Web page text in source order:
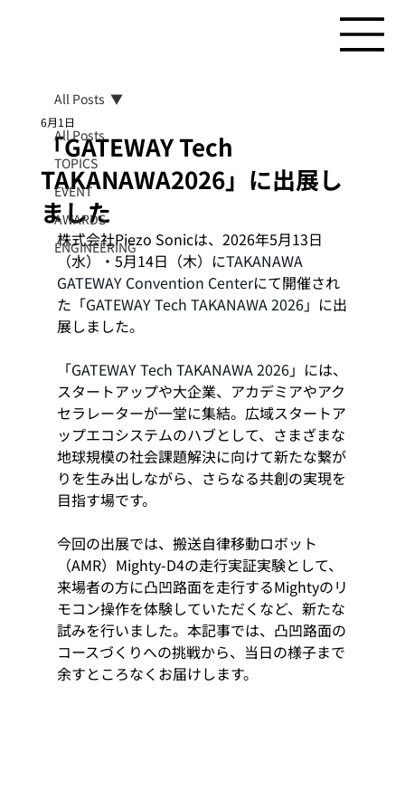
All Posts
TOPICS
EVENT
AWARDS
ENGINEERING
All Posts
「GATEWAY Tech
TAKANAWA2026」に出展し
ました
6月1日
株式会社Piezo Sonicは、2026年5月13日
（水）・5月14日（木）にTAKANAWA
GATEWAY Convention Centerにて開催され
た「GATEWAY Tech TAKANAWA 2026」に出
展しました。
「GATEWAY Tech TAKANAWA 2026」には、
スタートアップや大企業、アカデミアやアク
セラレーターが一堂に集結。広域スタートア
ップエコシステムのハブとして、さまざまな
地球規模の社会課題解決に向けて新たな繋が
りを生み出しながら、さらなる共創の実現を
目指す場です。
今回の出展では、搬送自律移動ロボット
（AMR）Mighty-D4の走行実証実験として、
来場者の方に凸凹路面を走行するMightyのリ
モコン操作を体験していただくなど、新たな
試みを行いました。本記事では、凸凹路面の
コースづくりへの挑戦から、当日の様子まで
余すところなくお届けします。